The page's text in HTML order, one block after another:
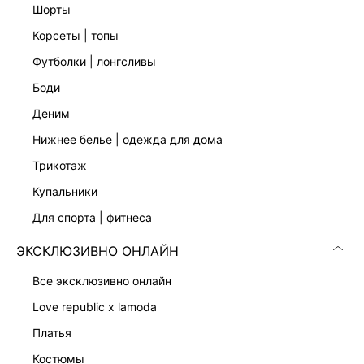
шорты
корсеты | топы
футболки | лонгсливы
боди
деним
нижнее белье | одежда для дома
трикотаж
купальники
для спорта | фитнеса
ЭКСКЛЮЗИВНО ОНЛАЙН
все эксклюзивно онлайн
love republic x lamoda
платья
костюмы
КАТАЛОГ
КОМПАНИЯ
ЛИЧНЫЙ КАБИНЕТ